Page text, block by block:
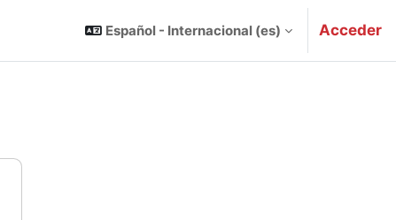
Español - Internacional ‎(es)‎ Acceder